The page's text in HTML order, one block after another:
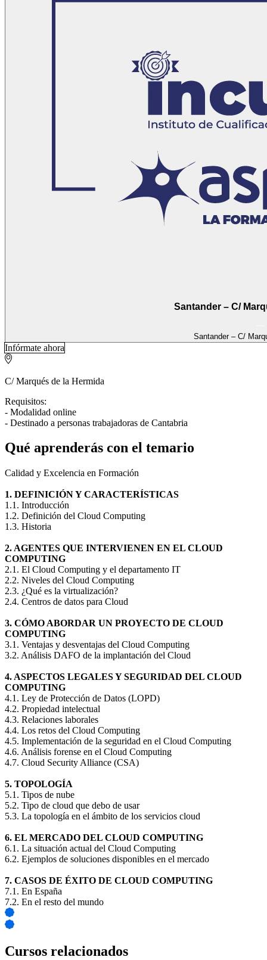
Santander – C/
Santander – C/
Infórmate ahora
C/ Marqués de la Hermida
Requisitos:
- Modalidad online
- Destinado a personas trabajadoras de Cantabria
Qué aprenderás con el temario
Calidad y Excelencia en Formación
1. DEFINICIÓN Y CARACTERÍSTICAS
1.1. Introducción
1.2. Definición del Cloud Computing
1.3. Historia
2. AGENTES QUE INTERVIENEN EN EL CLOUD
COMPUTING
2.1. El Cloud Computing y el departamento IT
2.2. Niveles del Cloud Computing
2.3. ¿Qué es la virtualización?
2.4. Centros de datos para Cloud
3. CÓMO ABORDAR UN PROYECTO DE CLOUD
COMPUTING
3.1. Ventajas y desventajas del Cloud Computing
3.2. Análisis DAFO de la implantación del Cloud
4. ASPECTOS LEGALES Y SEGURIDAD DEL CLOUD
COMPUTING
4.1. Ley de Protección de Datos (LOPD)
4.2. Propiedad intelectual
4.3. Relaciones laborales
4.4. Los retos del Cloud Computing
4.5. Implementación de la seguridad en el Cloud Computing
4.6. Análisis forense en el Cloud Computing
4.7. Cloud Security Alliance (CSA)
5. TOPOLOGÍA
5.1. Tipos de nube
5.2. Tipo de cloud que debo de usar
5.3. La topología en el ámbito de los servicios cloud
6. EL MERCADO DEL CLOUD COMPUTING
6.1. La situación actual del Cloud Computing
6.2. Ejemplos de soluciones disponibles en el mercado
7. CASOS DE ÉXITO DE CLOUD COMPUTING
7.1. En España
7.2. En el resto del mundo
Cursos relacionados